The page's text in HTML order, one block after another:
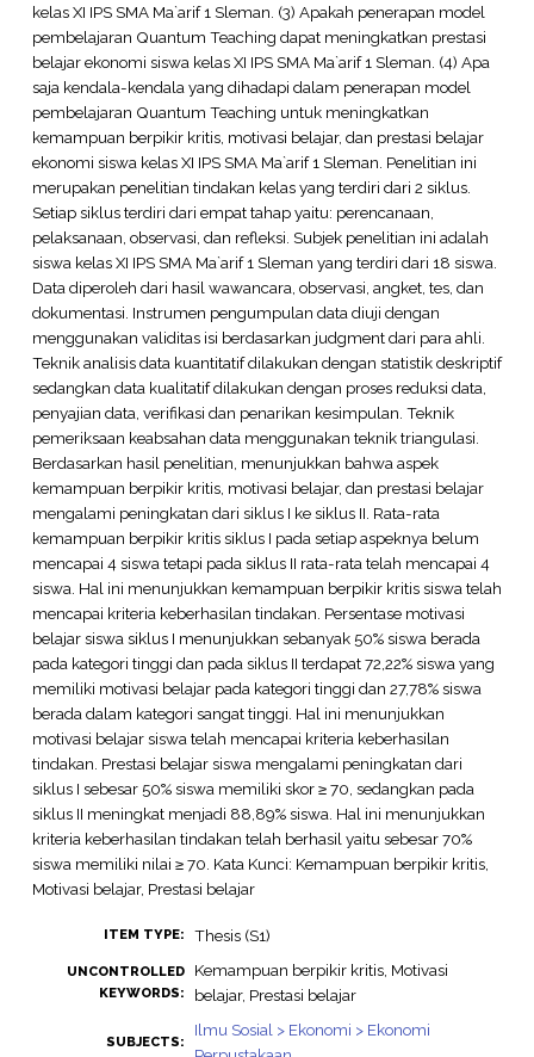
kelas XI IPS SMA Ma`arif 1 Sleman. (3) Apakah penerapan model
pembelajaran Quantum Teaching dapat meningkatkan prestasi
belajar ekonomi siswa kelas XI IPS SMA Ma`arif 1 Sleman. (4) Apa
saja kendala-kendala yang dihadapi dalam penerapan model
pembelajaran Quantum Teaching untuk meningkatkan
kemampuan berpikir kritis, motivasi belajar, dan prestasi belajar
ekonomi siswa kelas XI IPS SMA Ma`arif 1 Sleman. Penelitian ini
merupakan penelitian tindakan kelas yang terdiri dari 2 siklus.
Setiap siklus terdiri dari empat tahap yaitu: perencanaan,
pelaksanaan, observasi, dan refleksi. Subjek penelitian ini adalah
siswa kelas XI IPS SMA Ma`arif 1 Sleman yang terdiri dari 18 siswa.
Data diperoleh dari hasil wawancara, observasi, angket, tes, dan
dokumentasi. Instrumen pengumpulan data diuji dengan
menggunakan validitas isi berdasarkan judgment dari para ahli.
Teknik analisis data kuantitatif dilakukan dengan statistik deskriptif
sedangkan data kualitatif dilakukan dengan proses reduksi data,
penyajian data, verifikasi dan penarikan kesimpulan. Teknik
pemeriksaan keabsahan data menggunakan teknik triangulasi.
Berdasarkan hasil penelitian, menunjukkan bahwa aspek
kemampuan berpikir kritis, motivasi belajar, dan prestasi belajar
mengalami peningkatan dari siklus I ke siklus II. Rata-rata
kemampuan berpikir kritis siklus I pada setiap aspeknya belum
mencapai 4 siswa tetapi pada siklus II rata-rata telah mencapai 4
siswa. Hal ini menunjukkan kemampuan berpikir kritis siswa telah
mencapai kriteria keberhasilan tindakan. Persentase motivasi
belajar siswa siklus I menunjukkan sebanyak 50% siswa berada
pada kategori tinggi dan pada siklus II terdapat 72,22% siswa yang
memiliki motivasi belajar pada kategori tinggi dan 27,78% siswa
berada dalam kategori sangat tinggi. Hal ini menunjukkan
motivasi belajar siswa telah mencapai kriteria keberhasilan
tindakan. Prestasi belajar siswa mengalami peningkatan dari
siklus I sebesar 50% siswa memiliki skor ≥ 70, sedangkan pada
siklus II meningkat menjadi 88,89% siswa. Hal ini menunjukkan
kriteria keberhasilan tindakan telah berhasil yaitu sebesar 70%
siswa memiliki nilai ≥ 70. Kata Kunci: Kemampuan berpikir kritis,
Motivasi belajar, Prestasi belajar
ITEM TYPE: Thesis (S1)
UNCONTROLLED
KEYWORDS:
Kemampuan berpikir kritis, Motivasi
belajar, Prestasi belajar
SUBJECTS:
Ilmu Sosial > Ekonomi > Ekonomi